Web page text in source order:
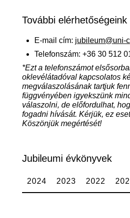
További elérhetőségeink
E-mail cím: jubileum@uni-
Telefonszám: +36 30 512
*Ezt a telefonszámot
oklevélátadóval kapcsolatos
megválaszolásának tartjuk
függvényében igyekszünk
válaszolni, de előfordulhat,
fogadni hívását. Kérjük, ez
Köszönjük megértését!
Jubileumi évkönyvek
2024 2023 2022